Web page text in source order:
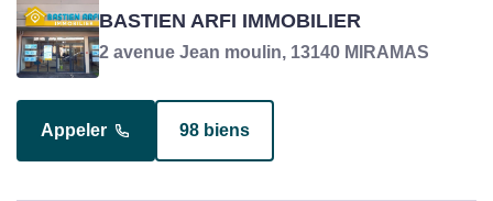
ARFI VICTORIN
Responsable transaction en charge du bien
Appeler 15 biens
BASTIEN ARFI IMMOBILIER
2 avenue Jean moulin, 13140 MIRAMAS
Appeler 98 biens